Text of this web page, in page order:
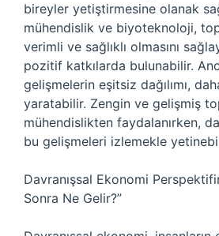
bireyler yetiştirmesine olanak
mühendislik ve biyoteknoloji,
verimli ve sağlıklı olmasını
pozitif katkılarda bulunabilir.
gelişmelerin eşitsiz dağılımı,
yaratabilir. Zengin ve gelişmiş
mühendislikten faydalanırken,
bu gelişmeleri izlemekle
Davranışsal Ekonomi
Sonra Ne Gelir?”